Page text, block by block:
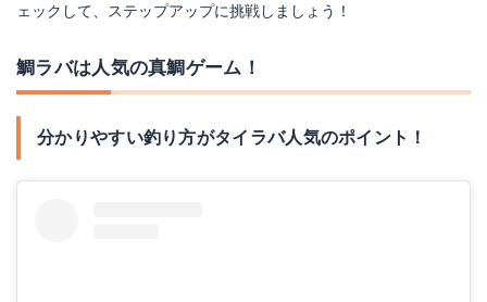
ェックして、ステップアップに挑戦しましょう！
鯛ラバは人気の真鯛ゲーム！
分かりやすい釣り方がタイラバ人気のポイント！